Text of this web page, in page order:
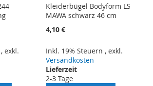
, exkl.
Kleiderbügel Bodyform LS
MAWA schwarz 46 cm
4,10 €
Inkl. 19% Steuern ,exkl.
Versandkosten
Lieferzeit
2-3 Tage